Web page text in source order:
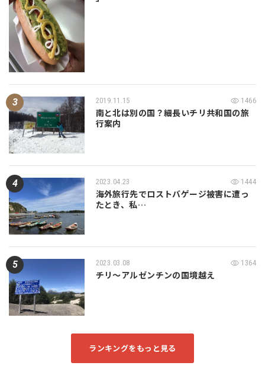
2019.11.15 1466
南と北は別の国？細長いチリ共和国の旅
行案内
2023.04.23 1444
海外旅行先でロストバゲージ被害に遭っ
たとき、私…
2023.03.08 1364
チリ～アルゼンチンの国境越え
ランキングをもっと見る